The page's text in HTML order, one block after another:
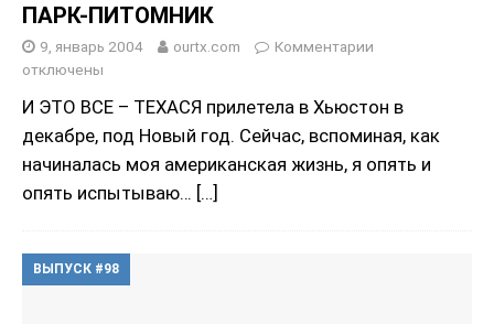
ПАРК-ПИТОМНИК
9, январь 2004 ourtx.com
Комментарии
отключены
И ЭТО ВСЕ – ТЕХАСЯ прилетела в Хьюстон в
декабре, под Новый год. Сейчас, вспоминая, как
начиналась моя американская жизнь, я опять и
опять испытываю… […]
ВЫПУСК #98